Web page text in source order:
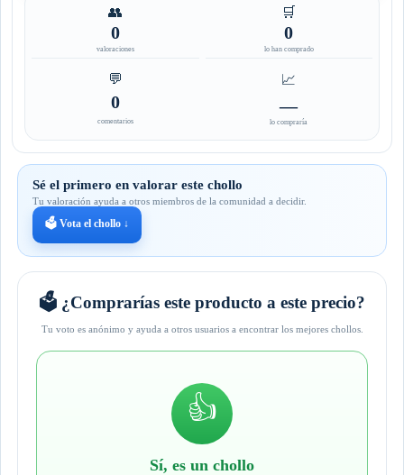
👥
0
valoraciones
🛒
0
lo han comprado
💬
0
comentarios
📈
—
lo compraría
Sé el primero en valorar este chollo
Tu valoración ayuda a otros miembros de la comunidad a decidir.
🗳️ Vota el chollo ↓
🗳️ ¿Comprarías este producto a este precio?
Tu voto es anónimo y ayuda a otros usuarios a encontrar los mejores chollos.
👍
Sí, es un chollo